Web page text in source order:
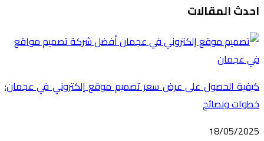
احدث المقالات
كيفية الحصول على عرض سعر تصميم موقع إلكتروني في عجمان:
خطوات ونصائح
18/05/2025